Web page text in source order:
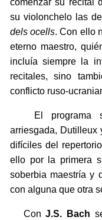
comenzar su recital
su violonchelo las
dels ocells. Con ello
eterno maestro,
incluía siempre la
recitales, sino
conflicto ruso-
El programa
arriesgada, Dutilleux
difíciles del
ello por la primera
soberbia maestría y
con alguna que otra
Con J.S. Bach